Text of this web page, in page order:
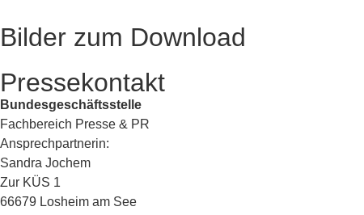
Bilder zum Download
Pressekontakt
Bundesgeschäftsstelle
Fachbereich Presse & PR
Ansprechpartnerin:
Sandra Jochem
Zur KÜS 1
66679 Losheim am See